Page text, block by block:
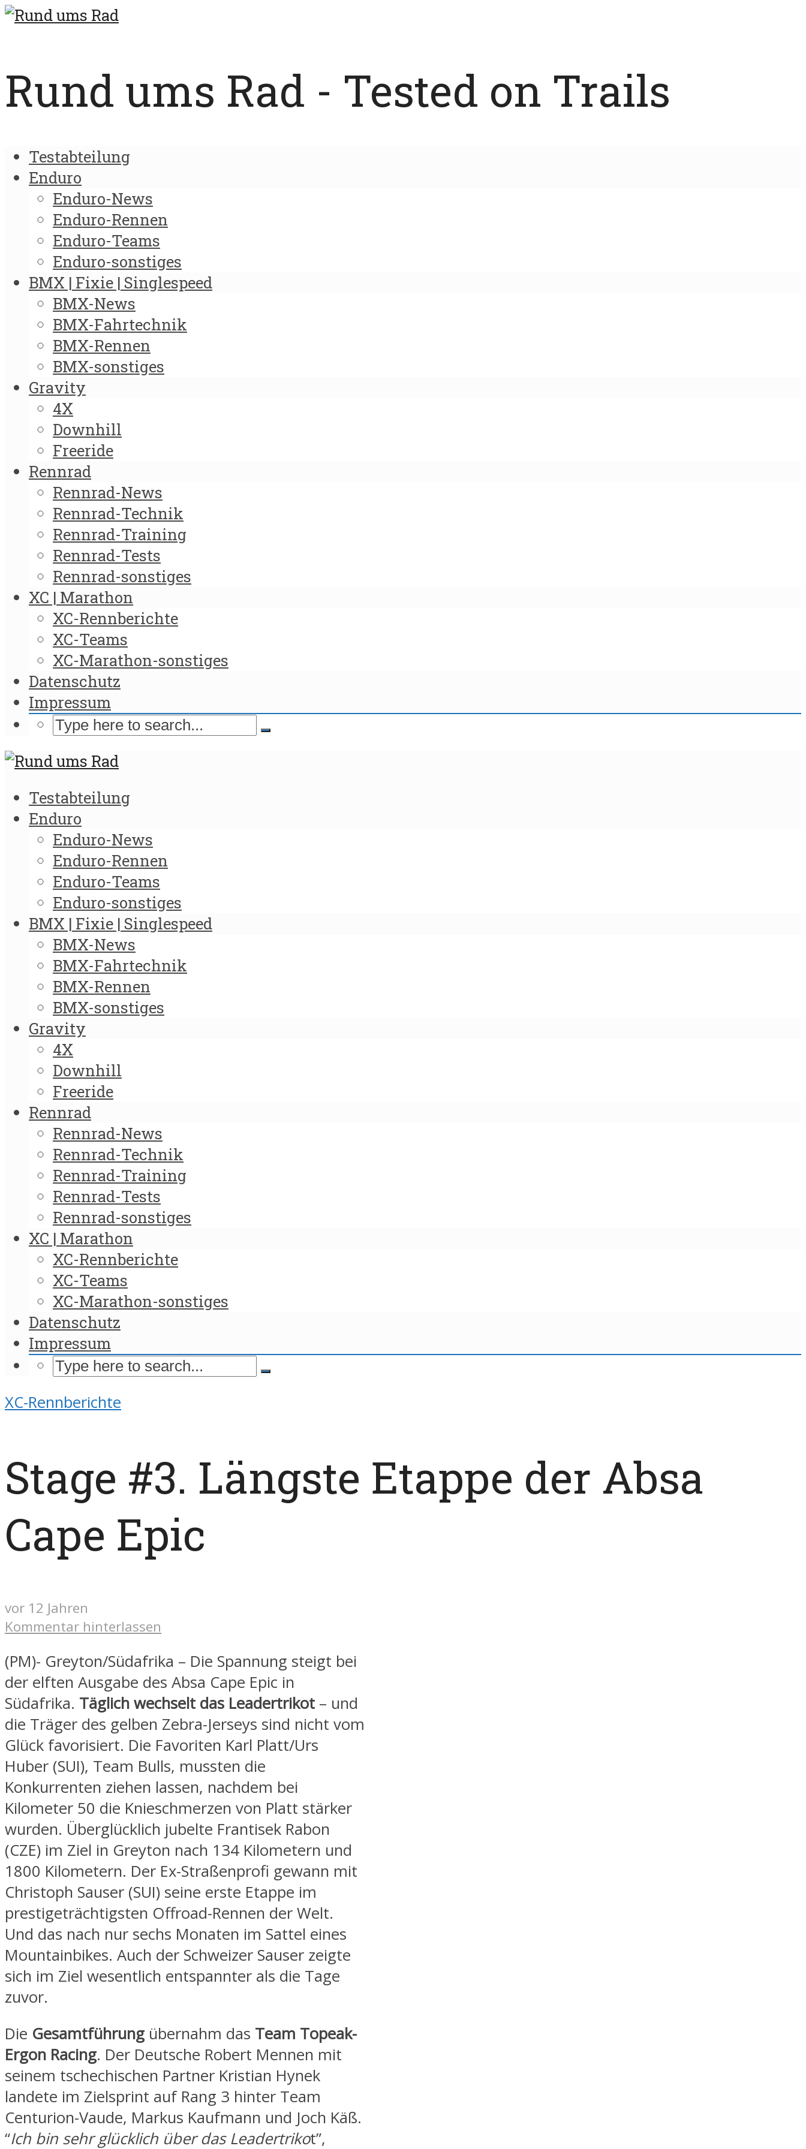
Rund ums Rad - Tested on Trails
Testabteilung
Enduro
Enduro-News
Enduro-Rennen
Enduro-Teams
Enduro-sonstiges
BMX | Fixie | Singlespeed
BMX-News
BMX-Fahrtechnik
BMX-Rennen
BMX-sonstiges
Gravity
4X
Downhill
Freeride
Rennrad
Rennrad-News
Rennrad-Technik
Rennrad-Training
Rennrad-Tests
Rennrad-sonstiges
XC | Marathon
XC-Rennberichte
XC-Teams
XC-Marathon-sonstiges
Datenschutz
Impressum
Testabteilung
Enduro
Enduro-News
Enduro-Rennen
Enduro-Teams
Enduro-sonstiges
BMX | Fixie | Singlespeed
BMX-News
BMX-Fahrtechnik
BMX-Rennen
BMX-sonstiges
Gravity
4X
Downhill
Freeride
Rennrad
Rennrad-News
Rennrad-Technik
Rennrad-Training
Rennrad-Tests
Rennrad-sonstiges
XC | Marathon
XC-Rennberichte
XC-Teams
XC-Marathon-sonstiges
Datenschutz
Impressum
XC-Rennberichte
Stage #3. Längste Etappe der Absa
Cape Epic
vor 12 Jahren
Kommentar hinterlassen
(PM)- Greyton/Südafrika – Die Spannung steigt bei
der elften Ausgabe des Absa Cape Epic in
Südafrika. Täglich wechselt das Leadertrikot – und
die Träger des gelben Zebra-Jerseys sind nicht vom
Glück favorisiert. Die Favoriten Karl Platt/Urs
Huber (SUI), Team Bulls, mussten die
Konkurrenten ziehen lassen, nachdem bei
Kilometer 50 die Knieschmerzen von Platt stärker
wurden. Überglücklich jubelte Frantisek Rabon
(CZE) im Ziel in Greyton nach 134 Kilometern und
1800 Kilometern. Der Ex-Straßenprofi gewann mit
Christoph Sauser (SUI) seine erste Etappe im
prestigeträchtigsten Offroad-Rennen der Welt.
Und das nach nur sechs Monaten im Sattel eines
Mountainbikes. Auch der Schweizer Sauser zeigte
sich im Ziel wesentlich entspannter als die Tage
zuvor.
Die Gesamtführung übernahm das Team Topeak-
Ergon Racing. Der Deutsche Robert Mennen mit
seinem tschechischen Partner Kristian Hynek
landete im Zielsprint auf Rang 3 hinter Team
Centurion-Vaude, Markus Kaufmann und Joch Käß.
“Ich bin sehr glücklich über das Leadertrikot”,